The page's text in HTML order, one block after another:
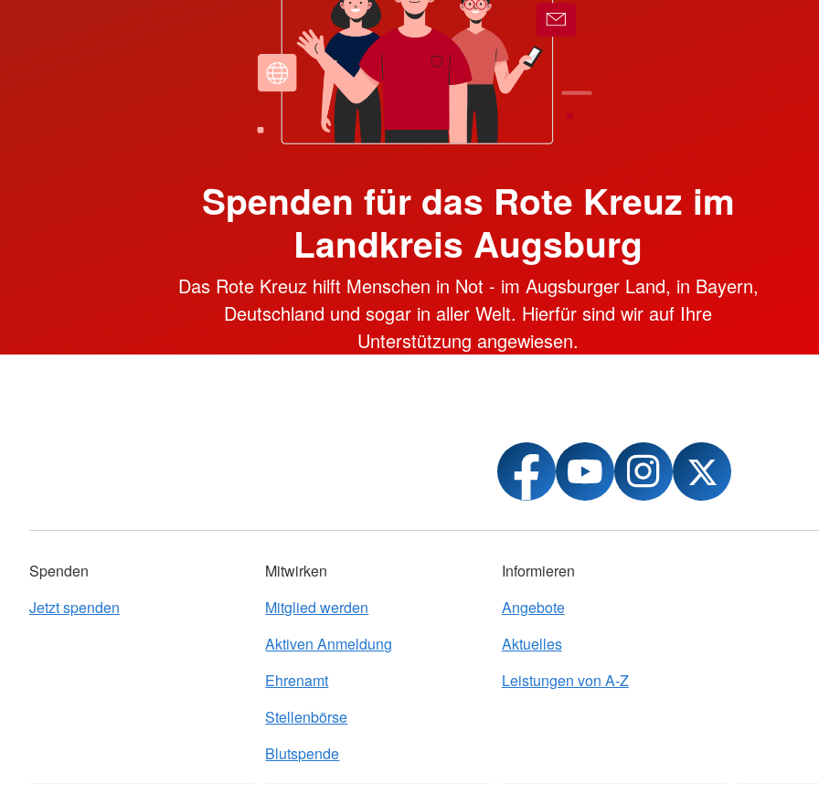
Spenden für das Rote Kreuz im
Landkreis Augsburg
Das Rote Kreuz hilft Menschen in Not - im Augsburger Land, in Bayern,
Deutschland und sogar in aller Welt. Hierfür sind wir auf Ihre
Unterstützung angewiesen.
Spenden
Jetzt spenden
Mitwirken
Mitglied werden
Aktiven Anmeldung
Ehrenamt
Stellenbörse
Blutspende
Informieren
Angebote
Aktuelles
Leistungen von A-Z